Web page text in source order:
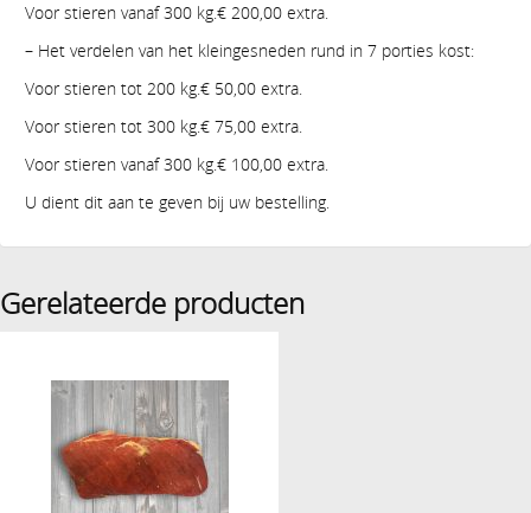
Voor stieren vanaf 300 kg.€ 200,00 extra.
– Het verdelen van het kleingesneden rund in 7 porties kost:
Voor stieren tot 200 kg.€ 50,00 extra.
Voor stieren tot 300 kg.€ 75,00 extra.
Voor stieren vanaf 300 kg.€ 100,00 extra.
U dient dit aan te geven bij uw bestelling.
Gerelateerde producten